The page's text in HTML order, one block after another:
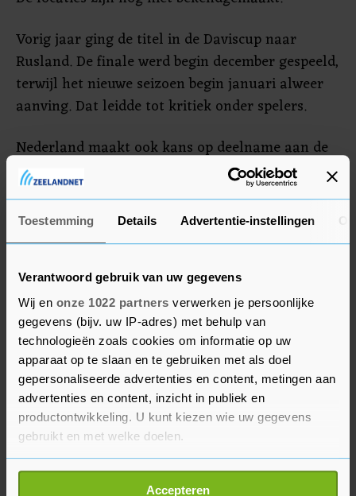
Toestemming Details Advertentie-instellingen
Verantwoord gebruik van uw gegevens
Wij en onze 1022 partners verwerken je persoonlijke
gegevens (bijv. uw IP-adres) met behulp van
technologieën zoals cookies om informatie op uw
apparaat op te slaan en te gebruiken met als doel
gepersonaliseerde advertenties en content, metingen aan
advertenties en content, inzicht in publiek en
productontwikkeling. U kunt kiezen wie uw gegevens
gebruikt en met welke doelen.
Als u het toestaat, willen we ook graag:
Accepteren
Vorig jaar ging de titel in de Daviscup naar
Rusland. De finale werd begin december gespeeld,
terwijl het nieuwe seizoen begin januari alweer
aanving. Dat leidde tot kritiek onder spelers.
Nederland maakt ook kans op deelname aan de
Daviscup Finals. De ploeg van captain Paul
Haarhuis treft volgende maand Canada in Den
Haag en de inzet is dan een startbewijs.